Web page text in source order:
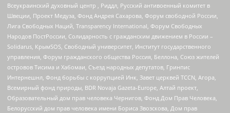
Всеукраинский духовный центр , Риддл, Русский антивоенный комитет в
Швеции, Проект Медуза, Фонд Андрея Сахарова, Форум свободной России,
Лига Свободных Наций, Transparеncy International, Форум Свободных
Народов ПостРоссии, Солидарность с гражданским движением в России –
Solidarus, КрымSOS, Свободный университет, Институт государственного
управления, Форум гражданского общества Россия, Беллона, Союз жителей
островов Тисима и Хабомаи, Съезд народных депутатов, Гринпис
Интернешнл, Фонд борьбы с коррупцией Инк, Завет церквей TCCN, Агора,
Всемирный фонд природы, BDR Novaja Gazeta-Europe, Алтай проект,
Образовательный дом прав человека Чернигов, Фонд Дом Прав Человека,
Белорусский дом прав человека имени Бориса Звозскова, Дом прав